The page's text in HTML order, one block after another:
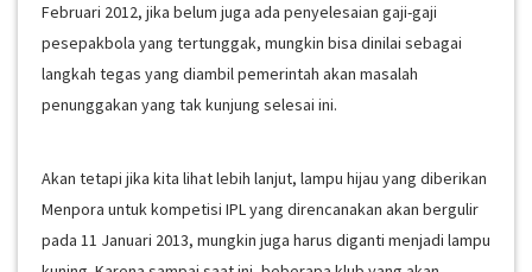
Februari 2012, jika belum juga ada penyelesaian gaji-gaji
pesepakbola yang tertunggak, mungkin bisa dinilai sebagai
langkah tegas yang diambil pemerintah akan masalah
penunggakan yang tak kunjung selesai ini.
Akan tetapi jika kita lihat lebih lanjut, lampu hijau yang diberikan
Menpora untuk kompetisi IPL yang direncanakan akan bergulir
pada 11 Januari 2013, mungkin juga harus diganti menjadi lampu